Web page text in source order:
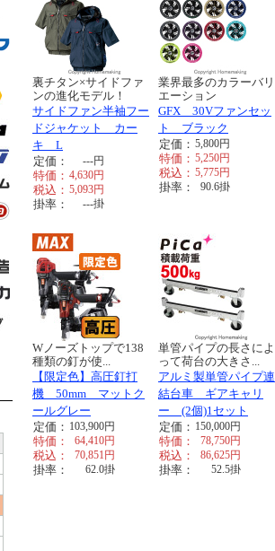
裏チタン×サイドファ
ンの進化モデル！
サイドファン半袖フー
ドジャケット カー
キ L
定価：
---円
特価： 4,630円
税込： 5,093円
掛率： ---掛
業界最多のカラーバリ
エーション
GFX 30Vファンセッ
ト ブラック
定価： 5,800円
特価： 5,250円
税込： 5,775円
掛率： 90.6掛
Wノーズトップで138
種類の釘が使...
【限定色】高圧釘打
機 50mm マットク
ールグレー
定価： 103,900円
特価： 64,410円
税込： 70,851 円
掛率： 62.0掛
単管パイプの長さによ
って荷台の大きさ...
アルミ製単管パイプ連
結台車 ギアキャリ
ー (2個)1セット
定価： 150,000円
特価： 78,750円
税込： 86,625円
掛率： 52.5掛